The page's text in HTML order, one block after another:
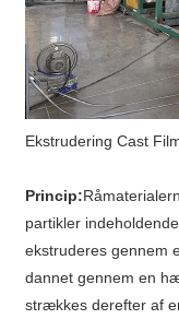
Ekstrudering Cast
Princip:
partikler
ekstruderes gennem
dannet gennem en
strækkes derefter af